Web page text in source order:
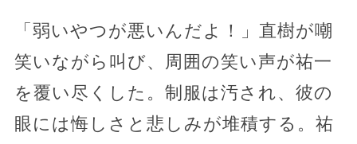
「弱いやつが悪いんだよ！」直樹が嘲
笑いながら叫び、周囲の笑い声が祐一
を覆い尽くした。制服は汚され、彼の
眼には悔しさと悲しみが堆積する。祐